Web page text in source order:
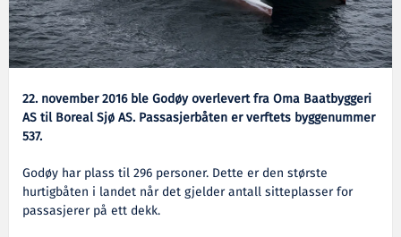
22. november 2016 ble Godøy overlevert fra Oma Baatbyggeri
AS til Boreal Sjø AS. Passasjerbåten er verftets byggenummer
537.
Godøy har plass til 296 personer. Dette er den største
hurtigbåten i landet når det gjelder antall sitteplasser for
passasjerer på ett dekk.